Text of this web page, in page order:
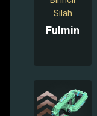
Silah
Fulmin